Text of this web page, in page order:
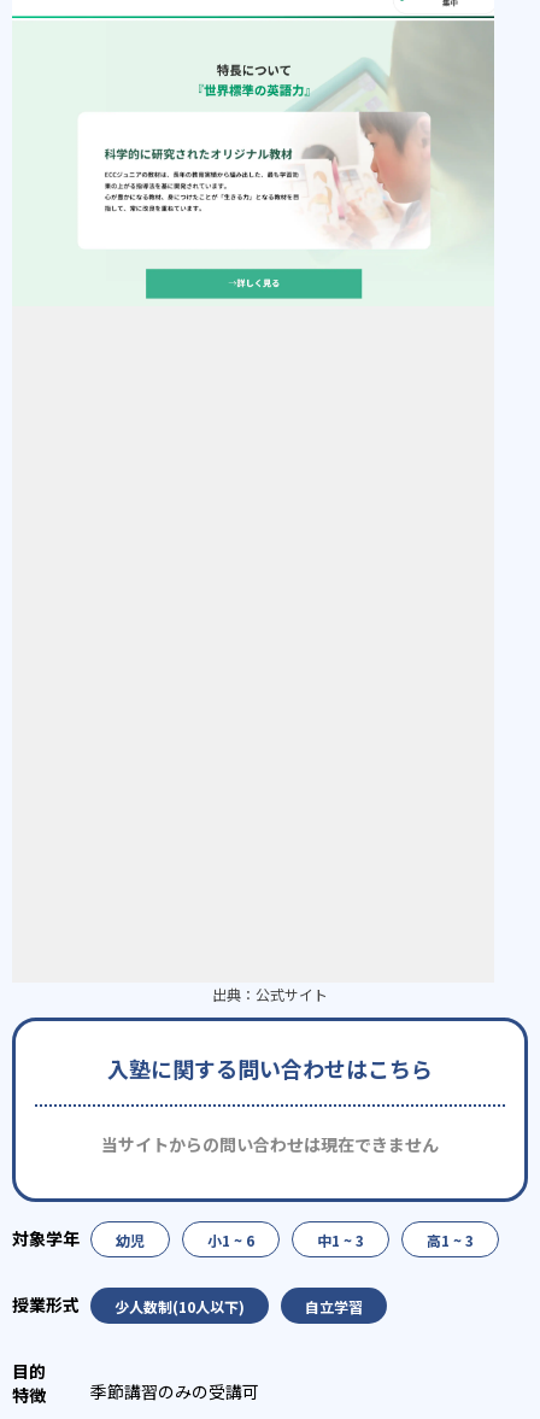
出典： 公式サイト
入塾に関する問い合わせはこちら
当サイトからの問い合わせは現在できません
幼児 小1 ~ 6 中1 ~ 3 高1 ~ 3
少人数制(10人以下) 自立学習
季節講習のみの受講可